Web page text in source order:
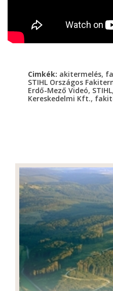
Cimkék: akitermelés,
STIHL Országos
Erdő-Mező Videó, STIHL,
Kereskedelmi Kft.,